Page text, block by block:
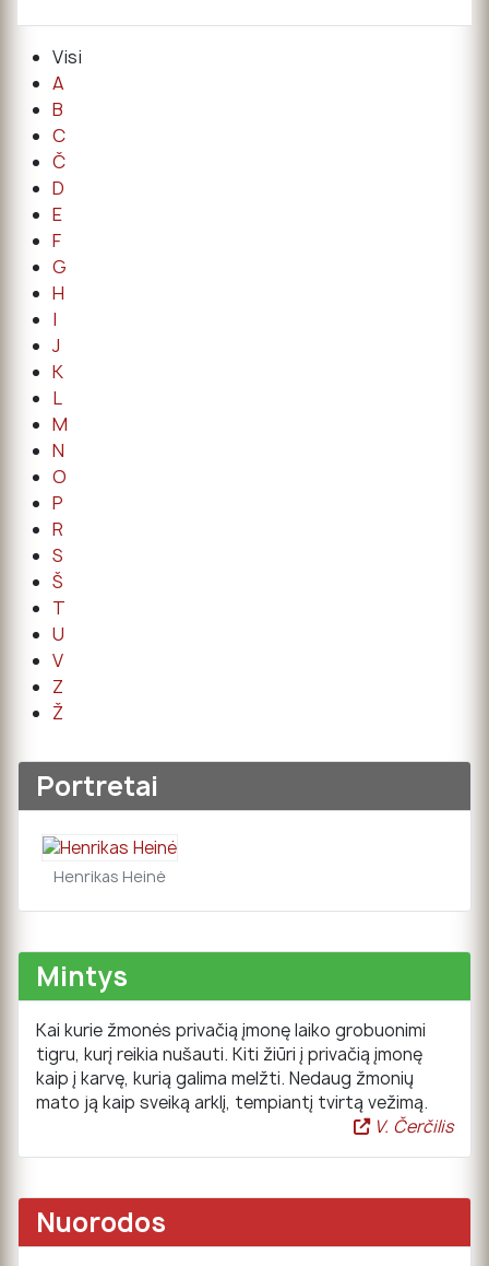
Visi
A
B
C
Č
D
E
F
G
H
I
J
K
L
M
N
O
P
R
S
Š
T
U
V
Z
Ž
Portretai
Henrikas Heinė
Mintys
Kai kurie žmonės privačią įmonę laiko grobuonimi
tigru, kurį reikia nušauti. Kiti žiūri į privačią įmonę
kaip į karvę, kurią galima melžti. Nedaug žmonių
mato ją kaip sveiką arklį, tempiantį tvirtą vežimą.
V. Čerčilis
Nuorodos